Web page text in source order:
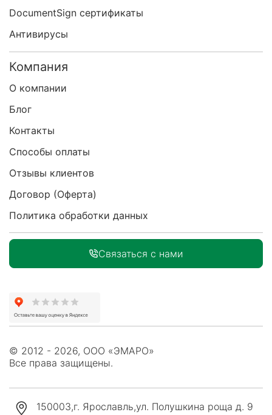
DocumentSign сертификаты
Антивирусы
Компания
О компании
Блог
Контакты
Способы оплаты
Отзывы клиентов
Договор (Оферта)
Политика обработки данных
Связаться с нами
© 2012 - 2026, ООО «ЭМАРО»
Все права защищены.
150003,г. Ярославль,ул. Полушкина роща д. 9